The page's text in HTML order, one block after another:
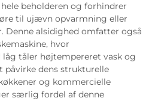
beholderen og forhindrer
til ujævn opvarmning eller
alsidighed omfatter også
hvor
tåler højtempereret vask og
dens strukturelle
og kommercielle
særlig fordel af denne